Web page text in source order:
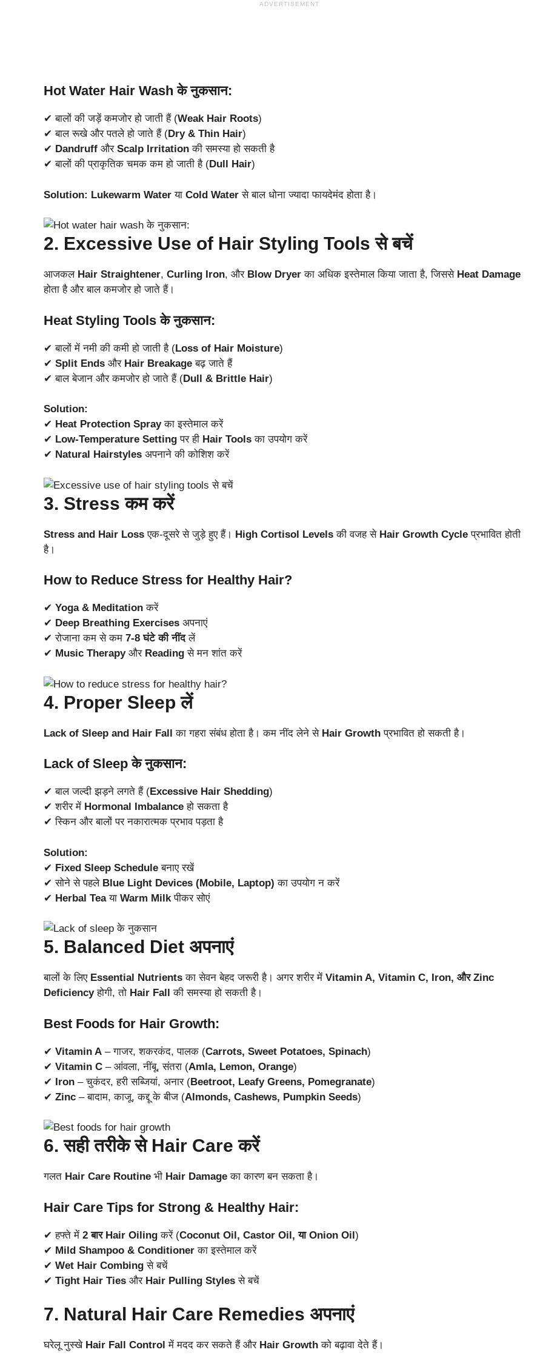
ADVERTISEMENT
Hot Water Hair Wash के नुकसान:
✔ बालों की जड़ें कमजोर हो जाती हैं (Weak Hair Roots)
✔ बाल रूखे और पतले हो जाते हैं (Dry & Thin Hair)
✔ Dandruff और Scalp Irritation की समस्या हो सकती है
✔ बालों की प्राकृतिक चमक कम हो जाती है (Dull Hair)
Solution: Lukewarm Water या Cold Water से बाल धोना ज्यादा फायदेमंद होता है।
2. Excessive Use of Hair Styling Tools से बचें
आजकल Hair Straightener, Curling Iron, और Blow Dryer का अधिक इस्तेमाल किया जाता है, जिससे Heat Damage
होता है और बाल कमजोर हो जाते हैं।
Heat Styling Tools के नुकसान:
✔ बालों में नमी की कमी हो जाती है (Loss of Hair Moisture)
✔ Split Ends और Hair Breakage बढ़ जाते हैं
✔ बाल बेजान और कमजोर हो जाते हैं (Dull & Brittle Hair)
Solution:
✔ Heat Protection Sprayका इस्तेमाल करें
✔ Low-Temperature Setting पर ही Hair Tools का उपयोग करें
✔ Natural Hairstyles अपनाने की कोशिश करें
3. Stress कम करें
Stress and Hair Loss एक-दूसरे से जुड़े हुए हैं। High Cortisol Levels की वजह से Hair Growth Cycle प्रभावित होती
है।
How to Reduce Stress for Healthy Hair?
✔ Yoga & Meditation करें
✔ Deep Breathing Exercises अपनाएं
✔ रोजाना कम से कम 7-8 घंटे की नींदलें
✔ Music Therapyऔर Reading से मन शांत करें
4. Proper Sleep लें
Lack of Sleep and Hair Fall का गहरा संबंध होता है। कम नींद लेने से Hair Growth प्रभावित हो सकती है।
Lack of Sleep के नुकसान:
✔ बाल जल्दी झड़ने लगते हैं (Excessive Hair Shedding)
✔ शरीर में Hormonal Imbalance हो सकता है
✔ स्किन और बालों पर नकारात्मक प्रभाव पड़ता है
Solution:
✔ Fixed Sleep Schedule बनाए रखें
✔ सोने से पहले Blue Light Devices (Mobile, Laptop) का उपयोग न करें
✔ Herbal Teaया Warm Milk पीकर सोएं
5. Balanced Diet अपनाएं
बालों के लिए Essential Nutrients का सेवन बेहद जरूरी है। अगर शरीर में Vitamin A, Vitamin C, Iron, और Zinc
Deficiencyहोगी, तो Hair Fall की समस्या हो सकती है।
Best Foods for Hair Growth:
✔ Vitamin A – गाजर, शकरकंद, पालक (Carrots, Sweet Potatoes, Spinach)
✔ Vitamin C – आंवला, नींबू, संतरा (Amla, Lemon, Orange)
✔ Iron – चुकंदर, हरी सब्जियां, अनार (Beetroot, Leafy Greens, Pomegranate)
✔ Zinc – बादाम, काजू, कद्दू के बीज (Almonds, Cashews, Pumpkin Seeds)
6. सही तरीके से Hair Care करें
गलत Hair Care Routine भी Hair Damage का कारण बन सकता है।
Hair Care Tips for Strong & Healthy Hair:
✔ हफ्ते में 2 बार Hair Oiling करें (Coconut Oil, Castor Oil, या Onion Oil)
✔ Mild Shampoo & Conditioner का इस्तेमाल करें
✔ Wet Hair Combing से बचें
✔ Tight Hair Ties और Hair Pulling Styles से बचें
7. Natural Hair Care Remedies अपनाएं
घरेलू नुस्खे Hair Fall Control में मदद कर सकते हैं और Hair Growth को बढ़ावा देते हैं।